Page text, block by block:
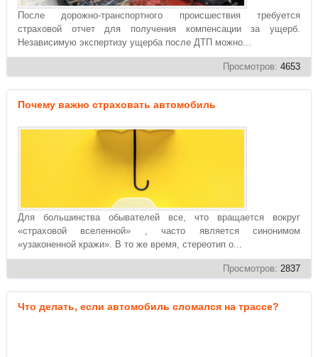
После дорожно-транспортного происшествия требуется
страховой отчет для получения компенсации за ущерб.
Независимую экспертизу ущерба после ДТП можно...
Просмотров: 4653
Почему важно страховать автомобиль
Для большинства обывателей все, что вращается вокруг
«страховой вселенной» , часто является синонимом
«узаконенной кражи». В то же время, стереотип о...
Просмотров: 2837
Что делать, если автомобиль сломался на трассе?